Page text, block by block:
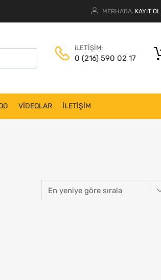
MERHABA. KAYIT OL
iLETİŞİM:
0 (216) 590 02 17
VİDEOLAR İLETİŞİM